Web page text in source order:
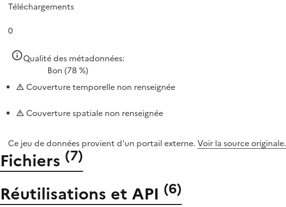
Téléchargements
0
Qualité des métadonnées:
Bon (78 %)
Couverture temporelle non renseignée
Couverture spatiale non renseignée
Ce jeu de données provient d'un portail externe. Voir la source originale.
Fichiers (7)
Réutilisations et API (6)